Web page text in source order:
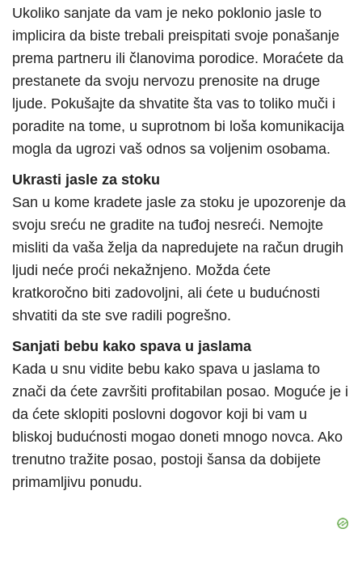
Ukoliko sanjate da vam je neko poklonio jasle to
implicira da biste trebali preispitati svoje ponašanje
prema partneru ili članovima porodice. Moraćete da
prestanete da svoju nervozu prenosite na druge
ljude. Pokušajte da shvatite šta vas to toliko muči i
poradite na tome, u suprotnom bi loša komunikacija
mogla da ugrozi vaš odnos sa voljenim osobama.
Ukrasti jasle za stoku
San u kome kradete jasle za stoku je upozorenje da
svoju sreću ne gradite na tuđoj nesreći. Nemojte
misliti da vaša želja da napredujete na račun drugih
ljudi neće proći nekažnjeno. Možda ćete
kratkoročno biti zadovoljni, ali ćete u budućnosti
shvatiti da ste sve radili pogrešno.
Sanjati bebu kako spava u jaslama
Kada u snu vidite bebu kako spava u jaslama to
znači da ćete završiti profitabilan posao. Moguće je i
da ćete sklopiti poslovni dogovor koji bi vam u
bliskoj budućnosti mogao doneti mnogo novca. Ako
trenutno tražite posao, postoji šansa da dobijete
primamljivu ponudu.